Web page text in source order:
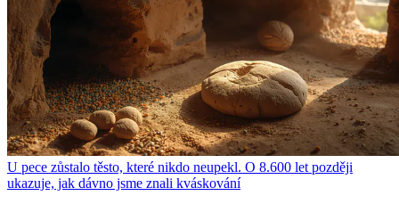
U pece zůstalo těsto, které nikdo neupekl. O 8.600 let později
ukazuje, jak dávno jsme znali kváskování